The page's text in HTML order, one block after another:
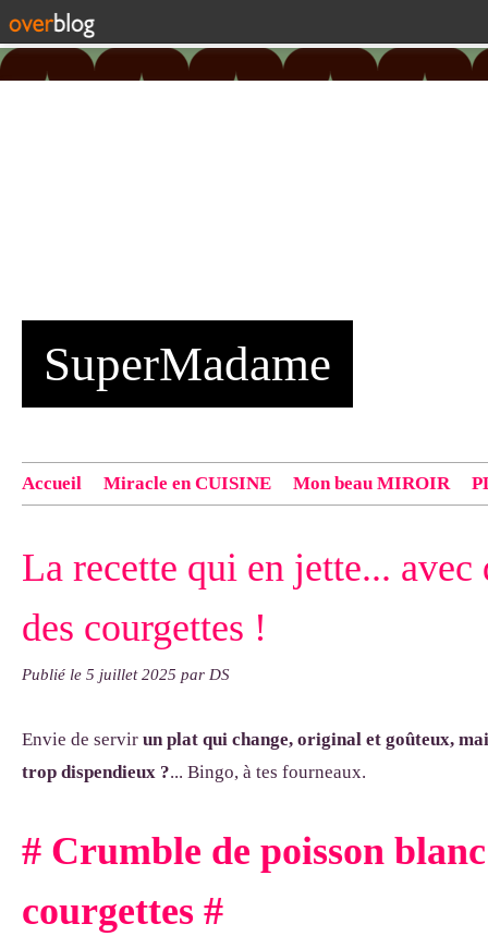
SuperMadame
Accueil Miracle en CUISINE Mon beau MIROIR
exemple : "Bonnet cloche From Annie", "Veste Rue
La recette qui en jette... avec
des courgettes !
Publié le 5 juillet 2025 par DS
Envie de servir un plat qui change, original et goûteux,
trop dispendieux ?... Bingo, à tes fourneaux.
# Crumble de poisson
courgettes #